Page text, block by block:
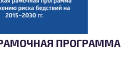
ПРОГРАММА